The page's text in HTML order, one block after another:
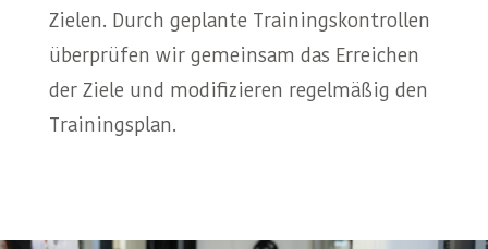
Zielen. Durch geplante Trainingskontrollen
überprüfen wir gemeinsam das Erreichen
der Ziele und modifizieren regelmäßig den
Trainingsplan.